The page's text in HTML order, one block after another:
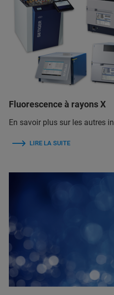
Fluorescence à rayons X
En savoir plus sur les autres
LIRE LA SUITE